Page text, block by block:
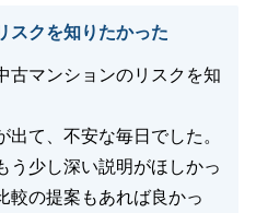
スクを知りたかった
古マンションのリスクを知
て、不安な毎日でした。
う少し深い説明がほしかっ
較の提案もあれば良かっ